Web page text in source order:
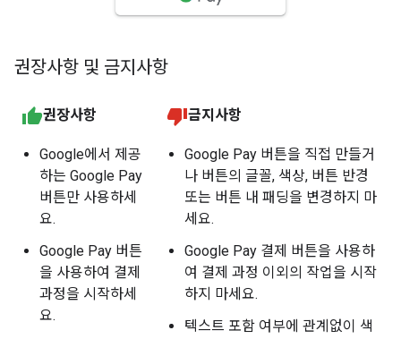
권장사항 및 금지사항
권장사항 금지사항
Google에서 제공
하는 Google Pay
버튼만 사용하세
요.
Google Pay 버튼
을 사용하여 결제
과정을 시작하세
요.
Google Pay 버튼을 직접 만들거
나 버튼의 글꼴, 색상, 버튼 반경
또는 버튼 내 패딩을 변경하지 마
세요.
Google Pay 결제 버튼을 사용하
여 결제 과정 이외의 작업을 시작
하지 마세요.
텍스트 포함 여부에 관계없이 색